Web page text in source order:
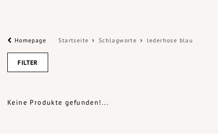
Homepage Startseite Schlagworte lederhose blau
FILTER
Keine Produkte gefunden!...